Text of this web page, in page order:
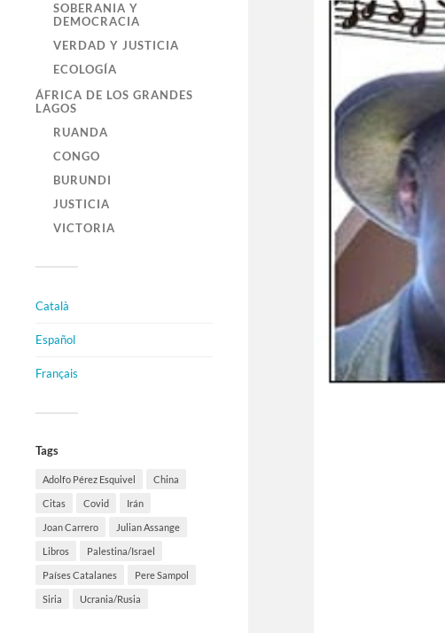
SOBERANIA Y
DEMOCRACIA
VERDAD Y JUSTICIA
ECOLOGÍA
ÁFRICA DE LOS GRANDES
LAGOS
RUANDA
CONGO
BURUNDI
JUSTICIA
VICTORIA
Català
Español
Français
Tags
Adolfo Pérez Esquivel China
Citas Covid Irán
Joan Carrero Julian Assange
Libros Palestina/Israel
Países Catalanes Pere Sampol
Siria Ucrania/Rusia